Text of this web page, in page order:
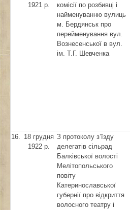
1921 р.
комісії по розбивці і
найменуванню вулиць
м. Бердянськ про
перейменування вул.
Вознесенської в вул.
ім. Т.Г. Шевченка
16. 18 грудня
1922 р.
З протоколу з’їзду
делегатів сільрад
Балківської волості
Мелітопольського
повіту
Катеринославської
губернії про відкриття
волосного театру і